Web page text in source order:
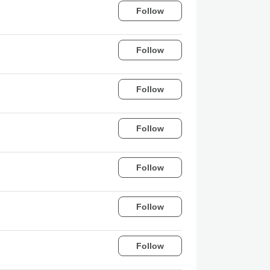
Follow
Follow
Follow
Follow
Follow
Follow
Follow